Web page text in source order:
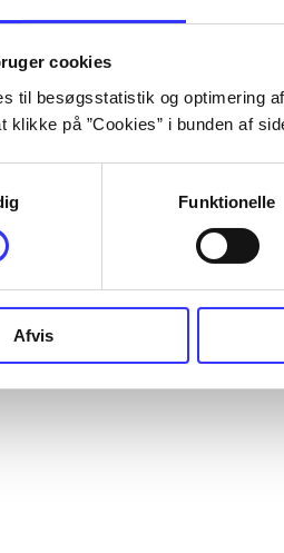
cookies
til besøgsstatistik og optimering
klikke på ”Cookies” i bunden af
Funktionelle
Afvis